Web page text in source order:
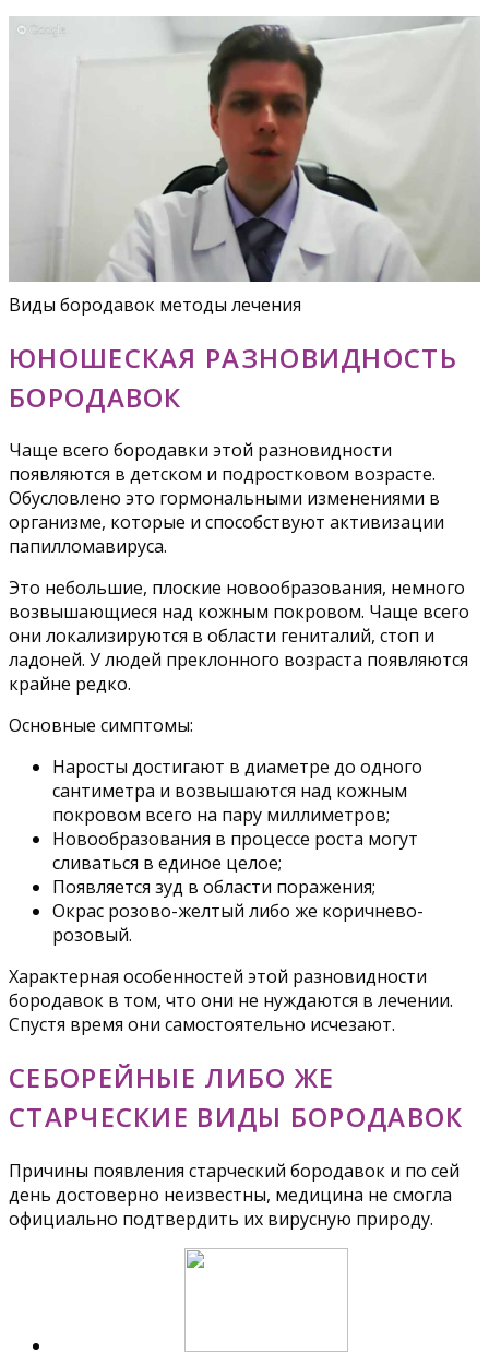
Виды бородавок методы лечения
ЮНОШЕСКАЯ РАЗНОВИДНОСТЬ
БОРОДАВОК
Чаще всего бородавки этой разновидности
появляются в детском и подростковом возрасте.
Обусловлено это гормональными изменениями в
организме, которые и способствуют активизации
папилломавируса.
Это небольшие, плоские новообразования, немного
возвышающиеся над кожным покровом. Чаще всего
они локализируются в области гениталий, стоп и
ладоней. У людей преклонного возраста появляются
крайне редко.
Основные симптомы:
Наросты достигают в диаметре до одного
сантиметра и возвышаются над кожным
покровом всего на пару миллиметров;
Новообразования в процессе роста могут
сливаться в единое целое;
Появляется зуд в области поражения;
Окрас розово-желтый либо же коричнево-
розовый.
Характерная особенностей этой разновидности
бородавок в том, что они не нуждаются в лечении.
Спустя время они самостоятельно исчезают.
СЕБОРЕЙНЫЕ ЛИБО ЖЕ
СТАРЧЕСКИЕ ВИДЫ БОРОДАВОК
Причины появления старческий бородавок и по сей
день достоверно неизвестны, медицина не смогла
официально подтвердить их вирусную природу.